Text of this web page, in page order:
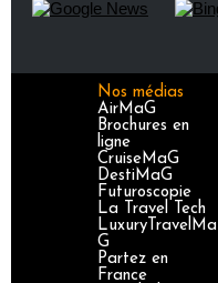
Nos médias
AirMaG
Brochures en
ligne
CruiseMaG
DestiMaG
Futuroscopie
La Travel Tech
LuxuryTravelMa
G
Partez en
France